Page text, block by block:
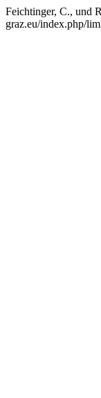
Feichtinger, C., und
graz.eu/index.php/